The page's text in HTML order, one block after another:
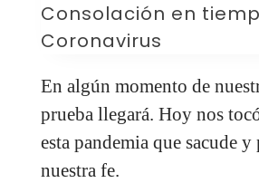
Consolación en
Coronavirus
En algún momento de
prueba llegará. Hoy nos
esta pandemia que sacude y
nuestra fe.